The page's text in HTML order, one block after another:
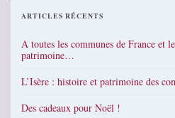
ARTICLES RÉCENTS
A toutes les communes de France et
patrimoine…
L’Isère : histoire et patrimoine des
Des cadeaux pour Noël !